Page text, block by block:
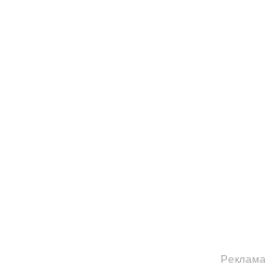
Реклама